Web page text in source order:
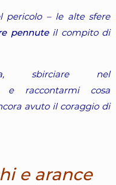
pericolo – le alte sfere
pennuteil compito di
sbirciare nel
e raccontarmi cosa
avuto il coraggio di
e arance